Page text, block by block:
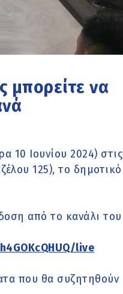
μπορείτε να
10 Ιουνίου 2024) στις
125), το δημοτικό
από το κανάλι του
live
που θα συζητηθούν